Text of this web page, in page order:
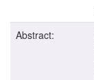
Abstract: